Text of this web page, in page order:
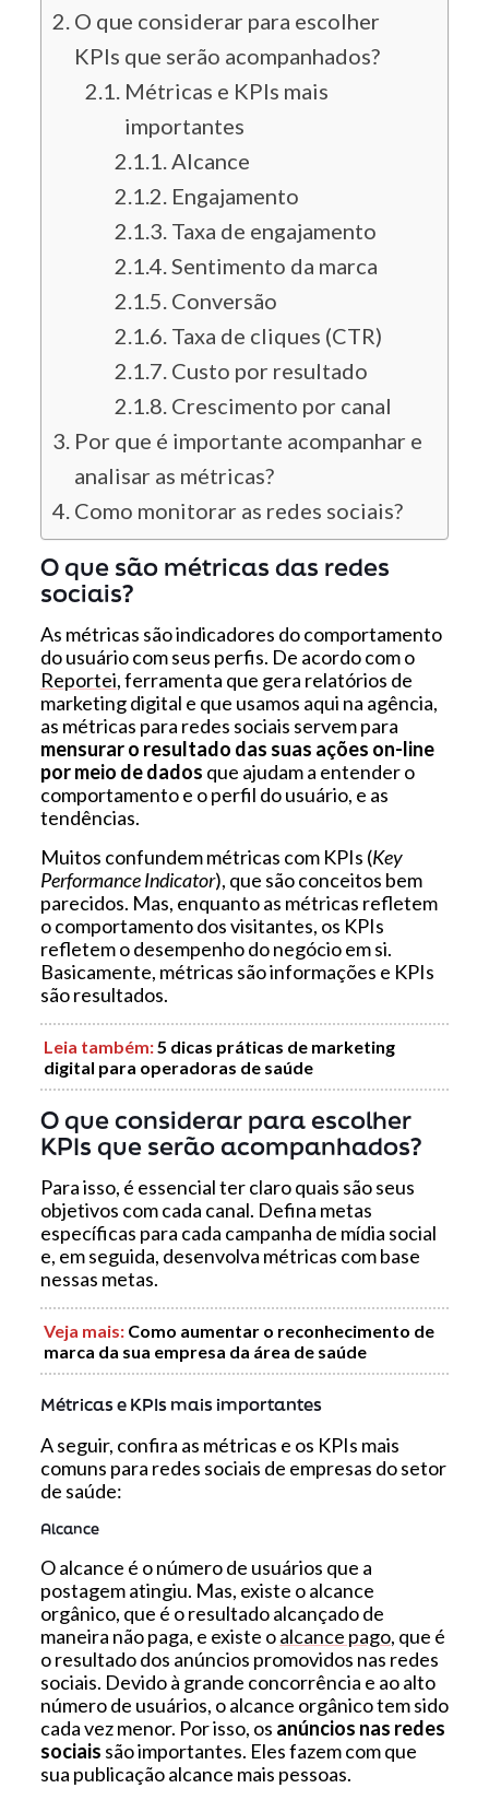
O que considerar para escolher
KPIs que serão acompanhados?
Métricas e KPIs mais
importantes
Alcance
Engajamento
Taxa de engajamento
Sentimento da marca
Conversão
Taxa de cliques (CTR)
Custo por resultado
Crescimento por canal
Por que é importante acompanhar e
analisar as métricas?
Como monitorar as redes sociais?
O que são métricas das redes
sociais?
As métricas são indicadores do comportamento
do usuário com seus perfis. De acordo com o
Reportei, ferramenta que gera relatórios de
marketing digital e que usamos aqui na agência,
as métricas para redes sociais servem para
mensurar o resultado das suas ações on-line
por meio de dados que ajudam a entender o
comportamento e o perfil do usuário, e as
tendências.
Muitos confundem métricas com KPIs (Key
Performance Indicator), que são conceitos bem
parecidos. Mas, enquanto as métricas refletem
o comportamento dos visitantes, os KPIs
refletem o desempenho do negócio em si.
Basicamente, métricas são informações e KPIs
são resultados.
Leia também: 5 dicas práticas de marketing
digital para operadoras de saúde
O que considerar para escolher
KPIs que serão acompanhados?
Para isso, é essencial ter claro quais são seus
objetivos com cada canal. Defina metas
específicas para cada campanha de mídia social
e, em seguida, desenvolva métricas com base
nessas metas.
Veja mais: Como aumentar o reconhecimento de
marca da sua empresa da área de saúde
Métricas e KPIs mais importantes
A seguir, confira as métricas e os KPIs mais
comuns para redes sociais de empresas do setor
de saúde:
Alcance
O alcance é o número de usuários que a
postagem atingiu. Mas, existe o alcance
orgânico, que é o resultado alcançado de
maneira não paga, e existe oalcance pago, que é
o resultado dos anúncios promovidos nas redes
sociais. Devido à grande concorrência e ao alto
número de usuários, o alcance orgânico tem sido
cada vez menor. Por isso, os anúncios nas redes
sociais são importantes. Eles fazem com que
sua publicação alcance mais pessoas.